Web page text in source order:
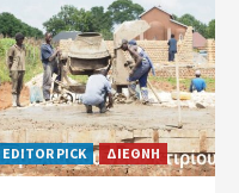
EDITOR PICK ΔΙΕΘΝΗ